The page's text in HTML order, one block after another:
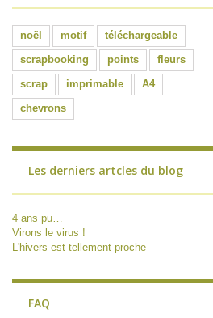
noël motif
téléchargeable
scrapbooking
points
fleurs
scrap
imprimable
A4
chevrons
Les derniers artcles du blog
4 ans pu…
Virons le virus !
L'hivers est tellement proche
FAQ